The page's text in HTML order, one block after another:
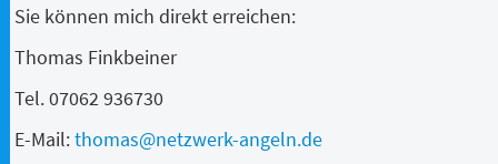
Sie können mich direkt erreichen:
Thomas Finkbeiner
Tel. 07062 936730
E-Mail:thomas@netzwerk-angeln.de